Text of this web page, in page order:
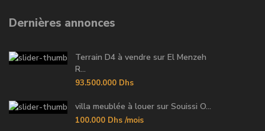
Dernières annonces
Terrain D4 à vendre sur El Menzeh
R...
93.500.000 Dhs
villa meublée à louer sur Souissi O...
100.000 Dhs /mois